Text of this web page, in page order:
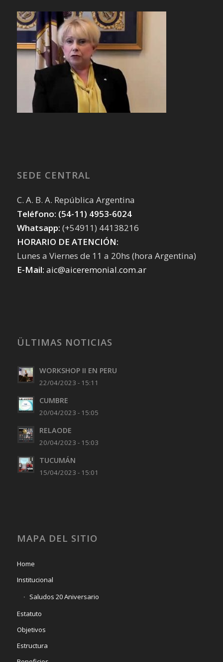
SEDE CENTRAL
C. A. B. A. República Argentina
Teléfono: (54-11) 4953-6024
Whatsapp: (+54911) 44138216
HORARIO DE ATENCIÓN:
Lunes a Viernes de 11 a 20hs (hora Argentina)
E-Mail: aic@aiceremonial.com.ar
ÜLTIMAS NOTICIAS
WORKSHOP II EN PERU
22/04/2023 - 15:11
CUMBRE
20/04/2023 - 15:05
RELAODE
20/04/2023 - 15:03
TUCUMÁN
15/04/2023 - 15:01
MAPA DEL SITIO
Home
Institucional
Saludos 20 Aniversario
Estatuto
Objetivos
Estructura